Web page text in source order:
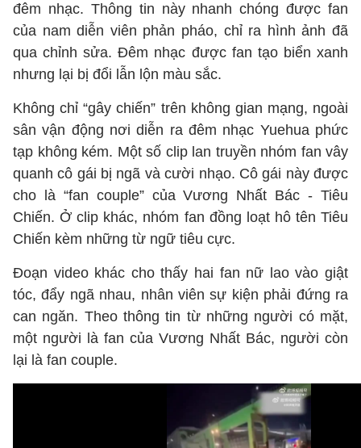
đêm nhạc. Thông tin này nhanh chóng được fan
của nam diễn viên phản pháo, chỉ ra hình ảnh đã
qua chỉnh sửa. Đêm nhạc được fan tạo biển xanh
nhưng lại bị đổi lẫn lộn màu sắc.
Không chỉ “gây chiến” trên không gian mạng, ngoài
sân vận động nơi diễn ra đêm nhạc Yuehua phức
tạp không kém. Một số clip lan truyền nhóm fan vây
quanh cô gái bị ngã và cười nhạo. Cô gái này được
cho là “fan couple” của Vương Nhất Bác - Tiêu
Chiến. Ở clip khác, nhóm fan đồng loạt hô tên Tiêu
Chiến kèm những từ ngữ tiêu cực.
Đoạn video khác cho thấy hai fan nữ lao vào giật
tóc, đẩy ngã nhau, nhân viên sự kiện phải đứng ra
can ngăn. Theo thông tin từ những người có mặt,
một người là fan của Vương Nhất Bác, người còn
lại là fan couple.